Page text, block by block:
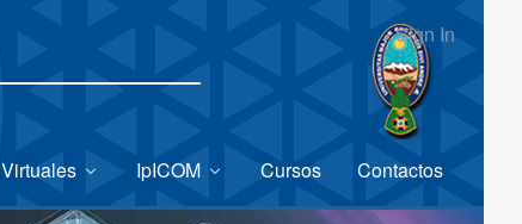
Sign In
IpICOM Cursos Contactos